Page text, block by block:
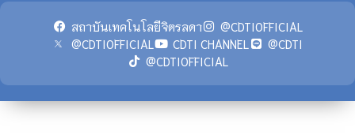
สถาบันเทคโนโลยีจิตรลดา
@CDTIOFFICIAL
@CDTIOFFICIAL
CDTI CHANNEL
@CDTI
@CDTIOFFICIAL